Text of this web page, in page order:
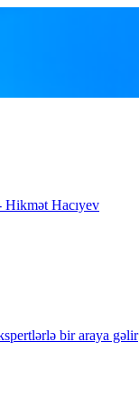
Hacıyev
bir araya gəlir